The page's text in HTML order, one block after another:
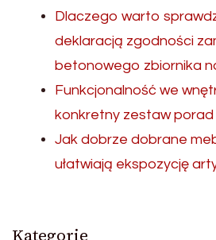
Dlaczego warto
deklaracją zgodności
betonowego zbiornika
Funkcjonalność we
konkretny zestaw
Jak dobrze dobrane
ułatwiają ekspozycję
Kategorie